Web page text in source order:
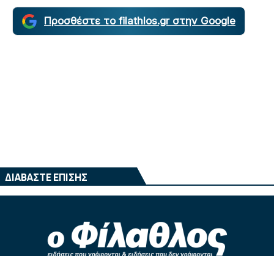
Προσθέστε το filathlos.gr στην Google
ΔΙΑΒΑΣΤΕ ΕΠΙΣΗΣ